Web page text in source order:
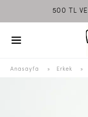
500 TL
Anasayfa » Erkek »